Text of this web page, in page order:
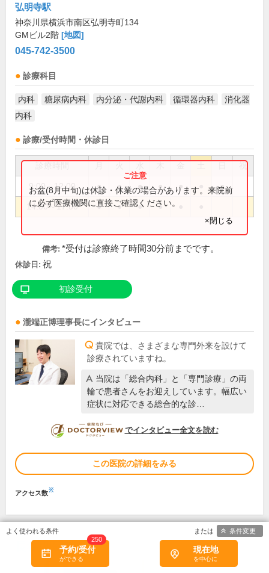
弘明寺駅
神奈川県横浜市南区弘明寺町134
GMビル2階 [地図]
045-742-3500
診療科目
内科 糖尿病内科 内分泌・代謝内科 循環器内科
消化器
内科
診療/受付時間・休診日
祝
9:00～12:00 ● ● ● ● ● ●
14:00～17:00 ● ● ● ●
お盆(8月中旬)は休診・休業の場合があります。来院前
に必ず医療機関に直接ご確認ください。
×閉じる
備考: *受付は診療終了時間30分前までです。
休診日: 祝
初診受付
瀧端正博理事長にインタビュー
貴院では、さまざまな専門外来を設けて
診療されていますね。
当院は「総合内科」と「専門診療」の両
輪で患者さんをお迎えしています。幅広い
症状に対応できる総合的な診…
DOCTORVIEW
でインタビュー全文を読む
この医院の詳細をみる
アクセス数※
長谷川医院予約/受付
250
現在地
条件変更